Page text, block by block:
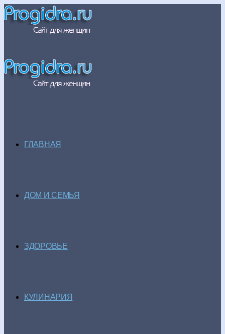
ГЛАВНАЯ
ДОМ И СЕМЬЯ
ЗДОРОВЬЕ
КУЛИНАРИЯ